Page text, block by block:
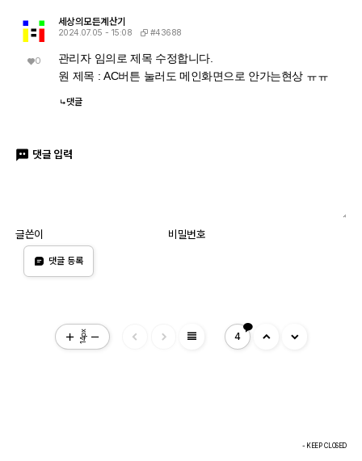
0
세상의모든계산기
2024.07.05 - 15:08 #43688
관리자 임의로 제목 수정합니다.
원 제목 : AC버튼 눌러도 메인화면으로 안가는현상 ㅠㅠ
댓글
댓글 입력
글쓴이 비밀번호
댓글 등록
14px view_headline 4
- KEEP CLOSED